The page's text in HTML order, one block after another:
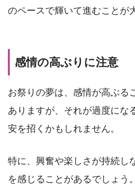
のペースで輝いて進むことが
感情の高ぶりに注意
お祭りの夢は、感情が高ぶる
ありますが、それが過度にな
安を招くかもしれません。
特に、興奮や楽しさが持続し
を感じることがあるでしょう。